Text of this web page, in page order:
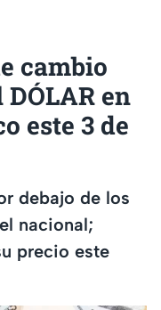
cambio
en
este 3 de
debajo de los
nacional;
precio este